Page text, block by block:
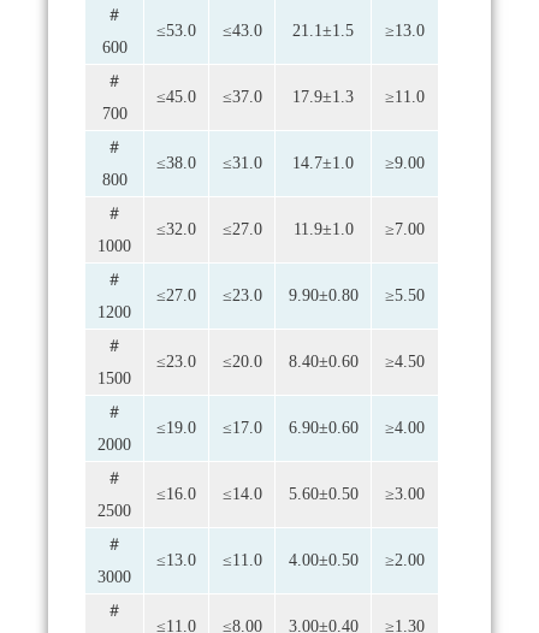
＃
600
≤53.0 ≤43.0 21.1±1.5 ≥13.0
＃
700
≤45.0 ≤37.0 17.9±1.3 ≥11.0
＃
800
≤38.0 ≤31.0 14.7±1.0 ≥9.00
＃
1000
≤32.0 ≤27.0 11.9±1.0 ≥7.00
＃
1200
≤27.0 ≤23.0 9.90±0.80 ≥5.50
＃
1500
≤23.0 ≤20.0 8.40±0.60 ≥4.50
＃
2000
≤19.0 ≤17.0 6.90±0.60 ≥4.00
＃
2500
≤16.0 ≤14.0 5.60±0.50 ≥3.00
＃
3000
≤13.0 ≤11.0 4.00±0.50 ≥2.00
＃
≤11.0 ≤8.00 3.00±0.40 ≥1.30